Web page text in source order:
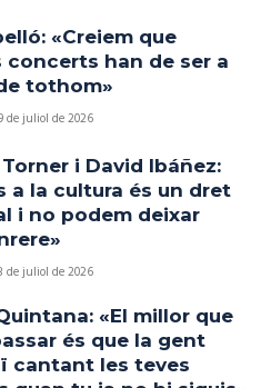
«Creiem que
concerts han de ser a
tothom»
de juliol de 2026
i David Ibáñez:
a la cultura és un dret
i no podem deixar
de juliol de 2026
«El millor que
és que la gent
cantant les teves